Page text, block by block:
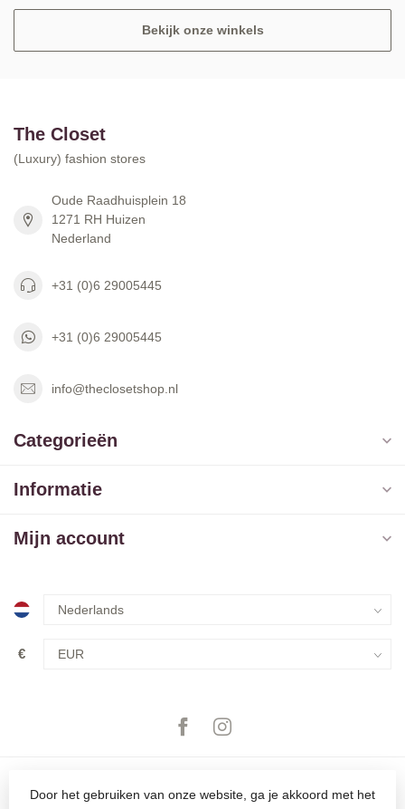
Bekijk onze winkels
The Closet
(Luxury) fashion stores
Oude Raadhuisplein 18
1271 RH Huizen
Nederland
+31 (0)6 29005445
+31 (0)6 29005445
info@theclosetshop.nl
Categorieën
Informatie
Mijn account
€
Door het gebruiken van onze website, ga je akkoord met het